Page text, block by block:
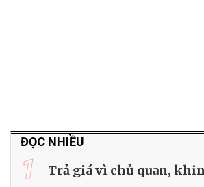
ĐỌC NHIỀU
1 Trả giá vì chủ quan,